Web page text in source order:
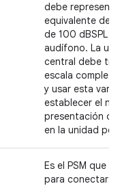
debe
equivalente de
de 100 dBSPL
audífono. La
central debe
escala completa
y usar esta
establecer el
presentación
en la unidad
Es el PSM que
para conectar